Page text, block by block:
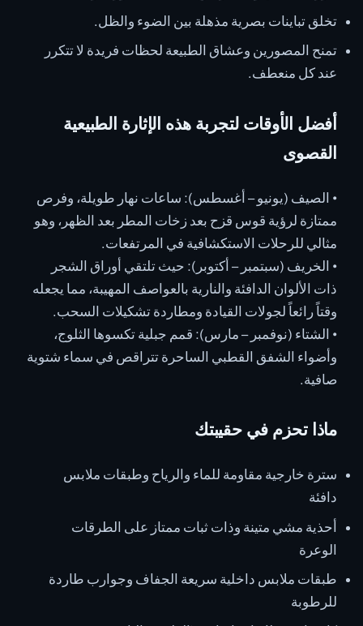
تخلق تباينات بصرية مذهلة بين الضوء والظل.
تمنح المصورين وعشاق الطبيعة لحظات فريدة لا تتكرر
عند كل منعطف.
أفضل الأوقات لتجربة هذه الإثارة الطبيعية
القصوى
• الصيف (يونيو – أغسطس): ساعات نهار طويلة، وفرص
ممتازة لرؤية قوس قزح بعد زخات المطر بعد الظهر، وهو
مثالي للرحلات الاستكشافية في المرتفعات.
• الخريف (سبتمبر – أكتوبر): حيث تلتقي أوراق الشجر
ذات الألوان الدافئة والنارية بالعواصف المهيبة، مما يجعله
وقتاً رائعاً لجولات القيادة ومطاردة تشكيلات السحب.
• الشتاء (نوفمبر – مارس): قمم جبلية تكسوها الثلوج،
وأضواء الشفق القطبي الساحرة تتراقص في سماء شتوية
صافية.
ماذا تحزم في حقيبتك
سترة خارجية مقاومة للماء والرياح وطبقات ملابس
دافئة
أحذية مشي متينة وذات ثبات ممتاز على الطرقات
الوعرة
طبقات ملابس داخلية سريعة الجفاف وجوارب طاردة
للرطوبة